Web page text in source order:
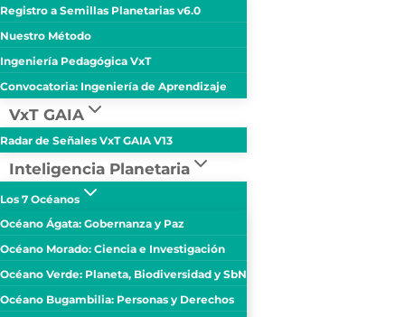
Registro a Semillas Planetarias v6.0
Nuestro Método
Ingeniería Pedagógica VxT
Convocatoria: Ingeniería de Aprendizaje
VxT GAIA
Radar de Señales VxT GAIA V13
Inteligencia Planetaria
Los 7 Océanos
Océano Ágata: Gobernanza y Paz
Océano Morado: Ciencia e Investigación
Océano Verde: Planeta, Biodiversidad y SbN
Océano Bugambilia: Personas y Derechos